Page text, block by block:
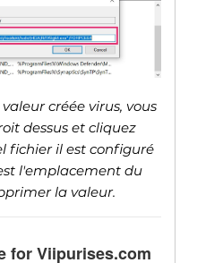
créée virus, vous
dessus et cliquez
fichier il est configuré
l'emplacement du
la valeur.
for Viipurises.com